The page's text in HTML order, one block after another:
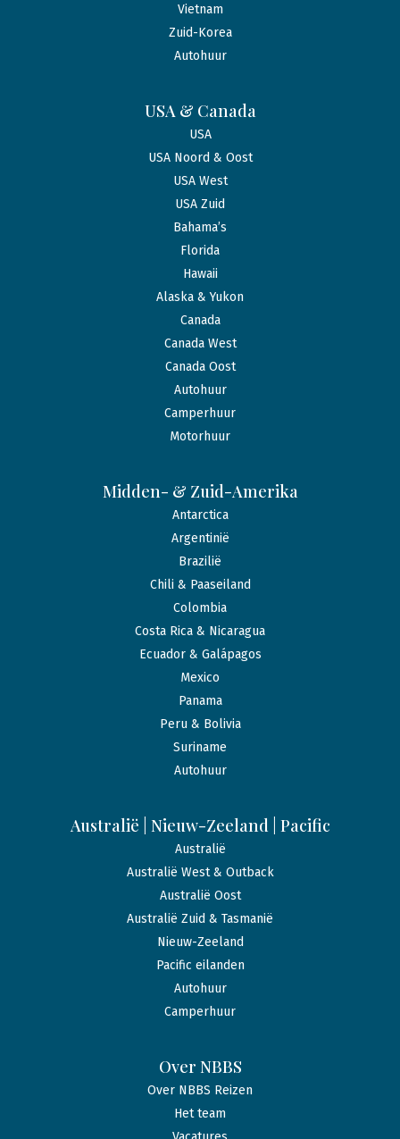
Vietnam
Zuid-Korea
Autohuur
USA & Canada
USA
USA Noord & Oost
USA West
USA Zuid
Bahama’s
Florida
Hawaii
Alaska & Yukon
Canada
Canada West
Canada Oost
Autohuur
Camperhuur
Motorhuur
Midden- & Zuid-Amerika
Antarctica
Argentinië
Brazilië
Chili & Paaseiland
Colombia
Costa Rica & Nicaragua
Ecuador & Galápagos
Mexico
Panama
Peru & Bolivia
Suriname
Autohuur
Australië | Nieuw-Zeeland | Pacific
Australië
Australië West & Outback
Australië Oost
Australië Zuid & Tasmanië
Nieuw-Zeeland
Pacific eilanden
Autohuur
Camperhuur
Over NBBS
Over NBBS Reizen
Het team